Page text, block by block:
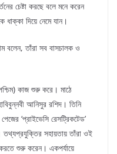
চেষ্টা করছে বলে মনে করেন
ধাক্কা দিয়ে নেমে যান।
বলেন, তাঁরা সব বাসচালক ও
কাজ শুরু করে। মাঠে
আনিসুর রশিদ। তিনি
‘প্রাইভেসি রেসট্রিকটেড’
সহায়তায় তাঁরা ওই
শুরু করেন। একপর্যায়ে